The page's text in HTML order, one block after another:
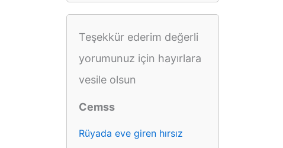
Teşekkür ederim değerli
yorumunuz için hayırlara
vesile olsun
Cemss
Rüyada eve giren hırsız